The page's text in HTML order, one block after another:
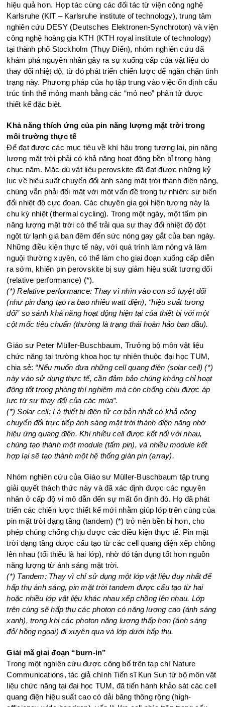
hiệu quả hơn. Hợp tác cùng các đối tác từ viện công nghệ
Karlsruhe (KIT – Karlsruhe institute of technology), trung tâm
nghiên cứu DESY (Deutsches Elektronen-Synchroton) và viện
công nghệ hoàng gia KTH (KTH royal institute of technology)
tại thành phố Stockholm (Thụy Điển), nhóm nghiên cứu đã
khám phá nguyên nhân gây ra sự xuống cấp của vật liệu do
thay đổi nhiệt độ, từ đó phát triển chiến lược để ngăn chặn tình
trạng này. Phương pháp của họ tập trung vào việc ổn định cấu
trúc tinh thể mỏng manh bằng các “mỏ neo” phân tử được
thiết kế đặc biệt.
Khả năng thích ứng của pin năng lượng mặt trời trong
môi trường thực tế
Để đạt được các mục tiêu về khí hậu trong tương lai, pin năng
lượng mặt trời phải có khả năng hoạt động bền bỉ trong hàng
chục năm. Mặc dù vật liệu perovskite đã đạt được những kỷ
lục về hiệu suất chuyển đổi ánh sáng mặt trời thành điện năng,
chúng vẫn phải đối mặt với một vấn đềtrong tự nhiên: sự biến
đổi nhiệt độ cực đoan. Các chuyên gia gọi hiện tượng này là
chu kỳ nhiệt (thermal cycling). Trong một ngày, một tấm pin
năng lượng mặt trời có thể trải qua sự thay đổi nhiệt độ đột
ngột từ lạnh giá ban đêm đến sức nóng gay gắt của ban ngày.
Những điều kiện thực tế này, với quá trình làm nóng và làm
nguội thường xuyên, có thể làm cho giai đoạn xuống cấp diễn
ra sớm, khiến pin perovskite bị suy giảm hiệu suất tương đối
(relative performance) (*).
(*) Relative performance: Thay vì nhìn vào con số tuyệt đối
(như pin đang tạo ra bao nhiêu watt điện), “hiệu suất tương
đối” so sánh khả năng hoạt động hiện tại của thiết bị với một
cột mốc tiêu chuẩn (thường là trạng thái hoàn hảo ban đầu).
Giáo sư Peter Müller-Buschbaum, Trưởng bộ môn vật liệu
chức năng tại trường khoa học tự nhiên thuộc đại học TUM,
chia sẻ: “Nếu muốn đưa những cell quang điện (solar cell) (*)
này vào sử dụng thực tế, cần đảm bảo chúng không chỉ hoạt
động tốt trong phòng thí nghiệm mà còn chống chịu được áp
lực từ sự thay đổi của các mùa”.
(*) Solar cell: Là thiết bị điện tử cơ bản nhất có khả năng
chuyển đổi trực tiếp ánh sáng mặt trời thành điện năng nhờ
hiệu ứng quang điện. Khi nhiều cell được kết nối với nhau,
chúng tạo thành một module (tấm pin), và nhiều module kết
hợp lại sẽ tạo thành một hệ thống giàn pin (array).
Nhóm nghiên cứu của Giáo sư Müller-Buschbaum tập trung
giải quyết thách thức này và đã xác định được các nguyên
nhân ở cấp độ vi mô dẫn đến sự mất ổn định đó. Họ đã phát
triển các chiến lược thiết kế mới nhằm giúp lớp trên cùng của
pin mặt trời dạng tầng (tandem) (*) trở nên bền bỉ hơn, cho
phép chúng chống chịu được các điều kiện thực tế. Pin mặt
trời dạng tầng được cấu tạo từ các cell quang điện xếp chồng
lên nhau (tối thiểu là hai lớp), nhờ đó tận dụng tốt hơn nguồn
năng lượng từ ánh sáng mặt trời.
(*) Tandem: Thay vì chỉ sử dụng một lớp vật liệu duy nhất để
hấp thụ ánh sáng, pin mặt trời tandem được cấu tạo từ hai
hoặc nhiều lớp vật liệu khác nhau xếp chồng lên nhau. Lớp
trên cùng sẽ hấp thụ các photon có năng lượng cao (ánh sáng
xanh), trong khi các photon năng lượng thấp hơn (ánh sáng
đỏ/ hồng ngoại) đi xuyên qua và lớp dưới hấp thụ.
Giải mã giai đoạn “burn-in”
Trong một nghiên cứu được công bố trên tạp chí Nature
Communications, tác giả chính Tiến sĩ Kun Sun từ bộ môn vật
liệu chức năng tại đại học TUM, đã tiến hành khảo sát các cell
quang điện hiệu suất cao có dải băng thông rộng (high-